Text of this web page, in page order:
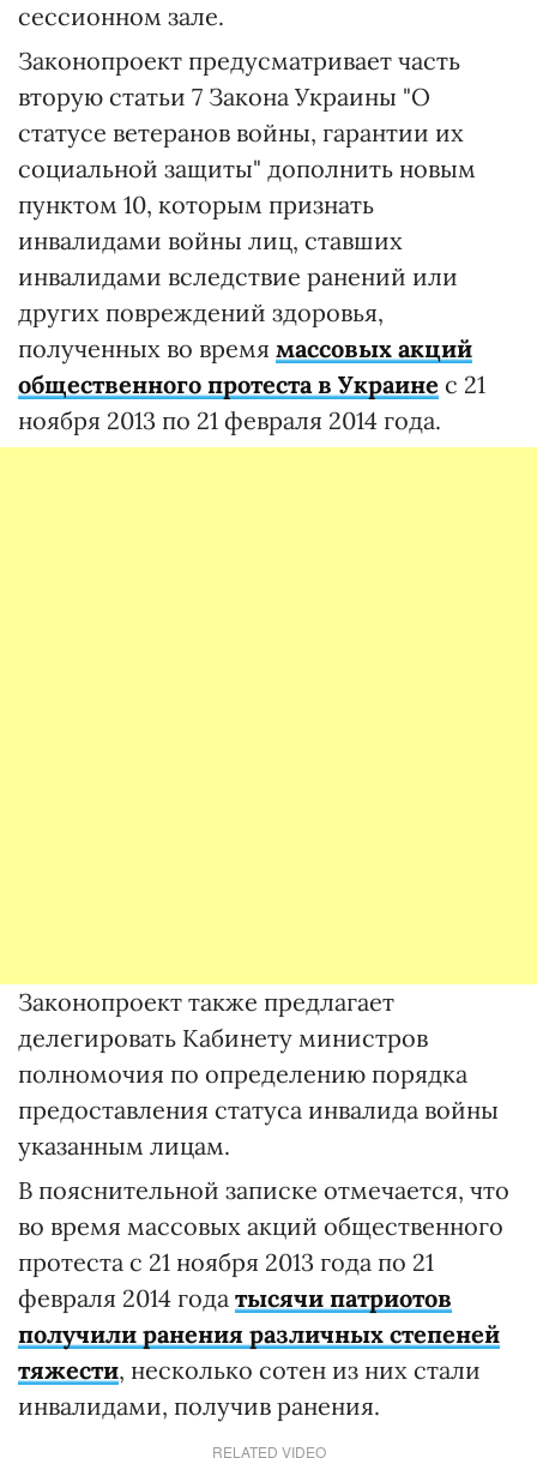
сессионном зале.
Законопроект предусматривает часть
вторую статьи 7 Закона Украины "О
статусе ветеранов войны, гарантии их
социальной защиты" дополнить новым
пунктом 10, которым признать
инвалидами войны лиц, ставших
инвалидами вследствие ранений или
других повреждений здоровья,
полученных во время массовых акций
общественного протеста в Украине с 21
ноября 2013 по 21 февраля 2014 года.
Законопроект также предлагает
делегировать Кабинету министров
полномочия по определению порядка
предоставления статуса инвалида войны
указанным лицам.
В пояснительной записке отмечается, что
во время массовых акций общественного
протеста с 21 ноября 2013 года по 21
февраля 2014 года тысячи патриотов
получили ранения различных степеней
тяжести, несколько сотен из них стали
инвалидами, получив ранения.
RELATED VIDEO